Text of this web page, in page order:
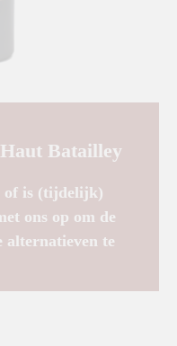
Batailley
of is (tijdelijk)
ons op om de
te